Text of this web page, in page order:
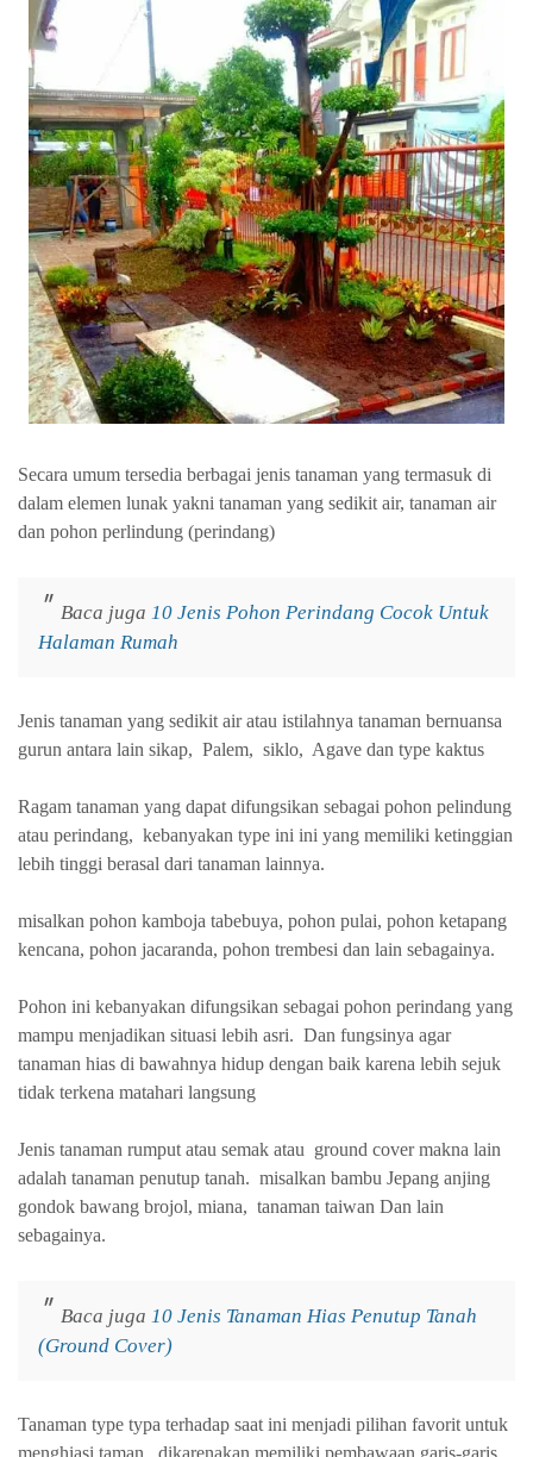
Secara umum tersedia berbagai jenis tanaman yang termasuk di
dalam elemen lunak yakni tanaman yang sedikit air, tanaman air
dan pohon perlindung (perindang)
Baca juga 10 Jenis Pohon Perindang Cocok Untuk
Halaman Rumah
Jenis tanaman yang sedikit air atau istilahnya tanaman bernuansa
gurun antara lain sikap, Palem, siklo, Agave dan type kaktus
Ragam tanaman yang dapat difungsikan sebagai pohon pelindung
atau perindang, kebanyakan type ini ini yang memiliki ketinggian
lebih tinggi berasal dari tanaman lainnya.
misalkan pohon kamboja tabebuya, pohon pulai, pohon ketapang
kencana, pohon jacaranda, pohon trembesi dan lain sebagainya.
Pohon ini kebanyakan difungsikan sebagai pohon perindang yang
mampu menjadikan situasi lebih asri. Dan fungsinya agar
tanaman hias di bawahnya hidup dengan baik karena lebih sejuk
tidak terkena matahari langsung
Jenis tanaman rumput atau semak atau ground cover makna lain
adalah tanaman penutup tanah. misalkan bambu Jepang anjing
gondok bawang brojol, miana, tanaman taiwan Dan lain
sebagainya.
Baca juga 10 Jenis Tanaman Hias Penutup Tanah
(Ground Cover)
Tanaman type typa terhadap saat ini menjadi pilihan favorit untuk
menghiasi taman, dikarenakan memiliki pembawaan garis-garis